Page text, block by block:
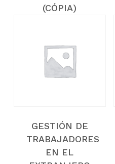
(CÓPIA)
(CÓPIA)
(CÓPIA)
(CÓPIA)
GESTIÓN DE
TRABAJADORES
EN EL